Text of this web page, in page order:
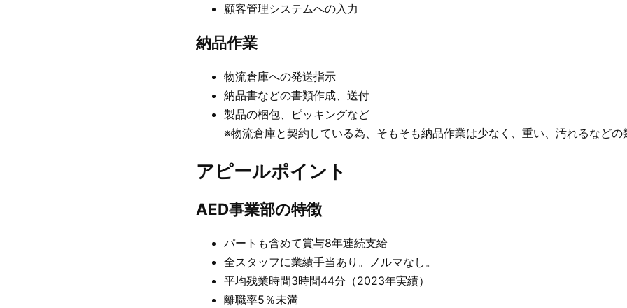
顧客管理システムへの入力
納品作業
物流倉庫への発送指示
納品書などの書類作成、送付
製品の梱包、ピッキングなど
※物流倉庫と契約している為、そもそも納品作業は少なく、重い、汚れるなどの
アピールポイント
AED事業部の特徴
パートも含めて賞与8年連続支給
全スタッフに業績手当あり。ノルマなし。
平均残業時間3時間44分（2023年実績）
離職率5％未満